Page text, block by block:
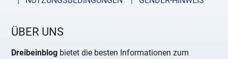
ÜBER UNS
Dreibeinblog bietet die besten Informationen zum